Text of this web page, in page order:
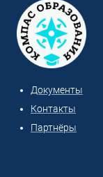
Документы
Контакты
Партнёры